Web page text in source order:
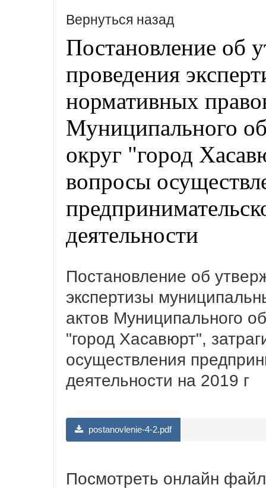
Вернуться назад
Постановление об
проведения
нормативных
Муниципального
округ "город
вопросы
деятельности
Постановление об
экспертизы
актов Муниципального
"город Хасавюрт",
осуществления
деятельности на 2019 г
postanovlenie-4-2.pdf
Посмотреть онлайн